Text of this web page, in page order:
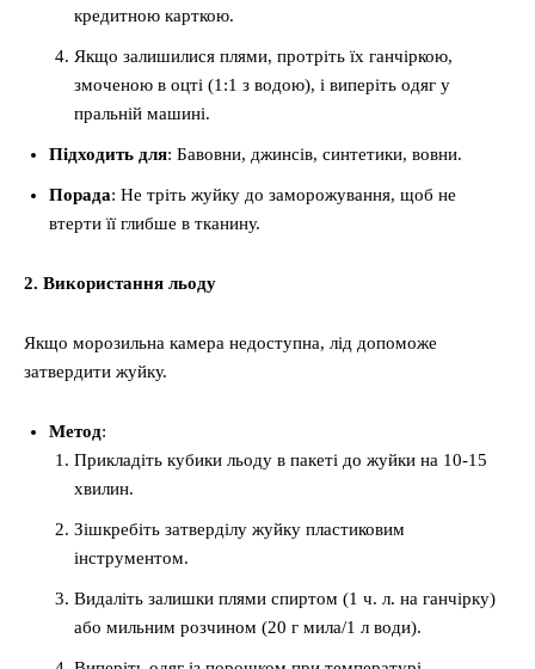
кредитною карткою.
Якщо залишилися плями, протріть їх ганчіркою,
змоченою в оцті (1:1 з водою), і виперіть одяг у
пральній машині.
Підходить для: Бавовни, джинсів, синтетики, вовни.
Порада: Не тріть жуйку до заморожування, щоб не
втерти її глибше в тканину.
2. Використання льоду
Якщо морозильна камера недоступна, лід допоможе
затвердити жуйку.
Метод:
Прикладіть кубики льоду в пакеті до жуйки на 10-15
хвилин.
Зішкребіть затверділу жуйку пластиковим
інструментом.
Видаліть залишки плями спиртом (1 ч. л. на ганчірку)
або мильним розчином (20 г мила/1 л води).